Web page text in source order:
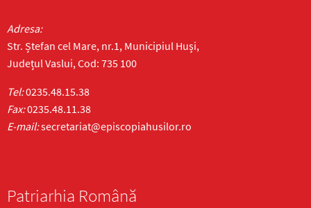
Adresa:
Str. Ștefan cel Mare, nr.1, Municipiul Huși,
Județul Vaslui, Cod: 735 100
Tel:0235.48.15.38
Fax:0235.48.11.38
E-mail:secretariat@episcopiahusilor.ro
Patriarhia Română